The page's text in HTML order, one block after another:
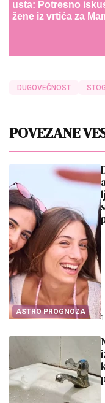
usta: Potresno
žene iz vrtića za
DUGOVEČNOST
POVEZANE
ASTRO PROGNOZA